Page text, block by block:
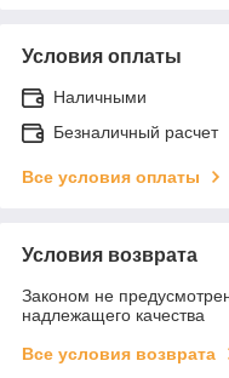
Условия оплаты
Наличными
Безналичный расчет
Все условия оплаты
Условия возврата
Законом не
надлежащего качества
Все условия возврата